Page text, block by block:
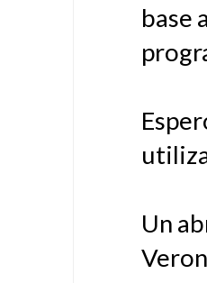
base
Un